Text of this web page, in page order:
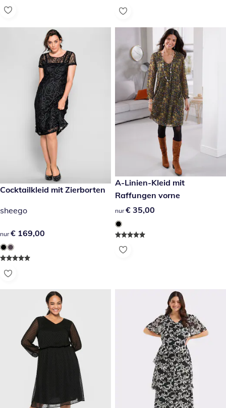
€ 169,00
Cocktailkleid mit Zierborten
sheego
€ 169,00
nur € 169,00
€ 35,00
A-Linien-Kleid mit
Raffungen vorne
€ 35,00
nur € 35,00